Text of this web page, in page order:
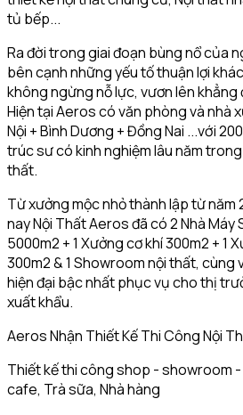
tủ bếp...
Ra đời trong giai đoạn bùng nổ của
bên cạnh những yếu tố thuận lợi
không ngừng nỗ lực, vươn lên khẳng
Hiện tại Aeros có văn phòng và nhà
Nội + Bình Dương + Đồng Nai ...với
trúc sư có kinh nghiệm lâu năm
thất.
Từ xưởng mộc nhỏ thành lập từ năm
nay Nội Thất Aeros đã có 2 Nhà Máy
5000m2 + 1 Xưởng cơ khí 300m2 + 1
300m2 & 1 Showroom nội thất, cùng
hiện đại bậc nhất phục vụ cho thị
xuất khẩu.
Aeros Nhận Thiết Kế Thi Công Nội
Thiết kế thi công shop - showroom
cafe, Trà sữa, Nhà hàng